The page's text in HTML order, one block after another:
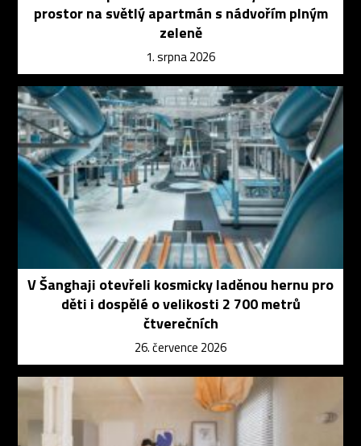
prostor na světlý apartmán s nádvořím plným
zeleně
1. srpna 2026
V Šanghaji otevřeli kosmicky laděnou hernu pro
děti i dospělé o velikosti 2 700 metrů
čtverečních
26. července 2026